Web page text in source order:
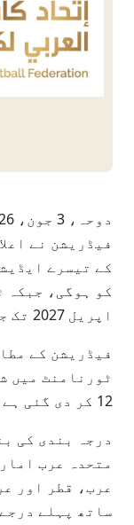
فیڈریشن نے
اپریل 2027 تک جاری رہے گا۔
12 کر دی گئی ہے۔
درجہ بندی کی
متحدہ عرب
عرب، قطر اور
ساتھ پہلے